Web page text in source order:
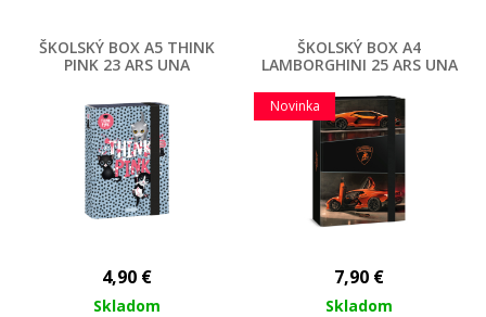
ŠKOLSKÝ BOX A5 THINK
PINK 23 ARS UNA
4,90 €
Skladom
ŠKOLSKÝ BOX A4
LAMBORGHINI 25 ARS UNA
Novinka
7,90 €
Skladom